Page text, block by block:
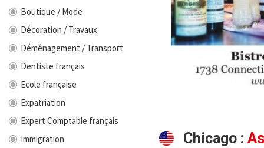
Boutique / Mode
Décoration / Travaux
Déménagement / Transport
Dentiste français
Ecole française
Expatriation
Expert Comptable français
Immigration
Chicago :